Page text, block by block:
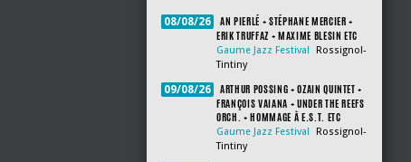
08/08/26
AN PIERLÉ + STÉPHANE MERCIER +
ERIK TRUFFAZ + MAXIME BLESIN ETC
Gaume Jazz Festival
Rossignol-
Tintiny
09/08/26
ARTHUR POSSING + OZAIN QUINTET +
FRANÇOIS VAIANA + UNDER THE REEFS
ORCH. + HOMMAGE À E.S.T. ETC
Gaume Jazz Festival
Rossignol-
Tintiny